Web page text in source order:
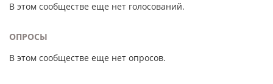
В этом сообществе еще нет голосований.
ОПРОСЫ
В этом сообществе еще нет опросов.